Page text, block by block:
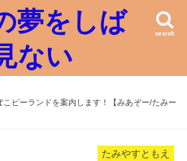
夢をしば
ない
search
ピーランドを案内します！【みあぞー/たみー
たみやすともえ